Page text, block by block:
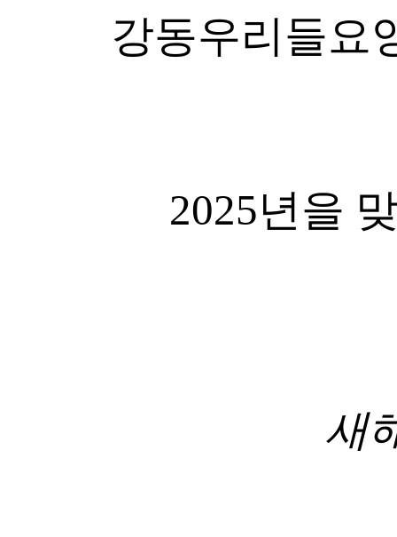
강동우리들요
2025년을
새